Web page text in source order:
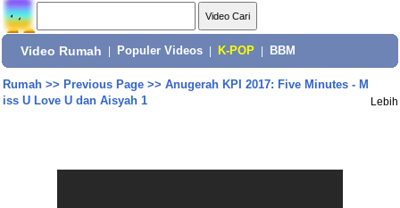
Video Rumah Populer Videos K-POP BBM
Rumah>> Previous Page>> Anugerah KPI 2017: Five Minutes - M
iss U Love U dan Aisyah 1
Lebih